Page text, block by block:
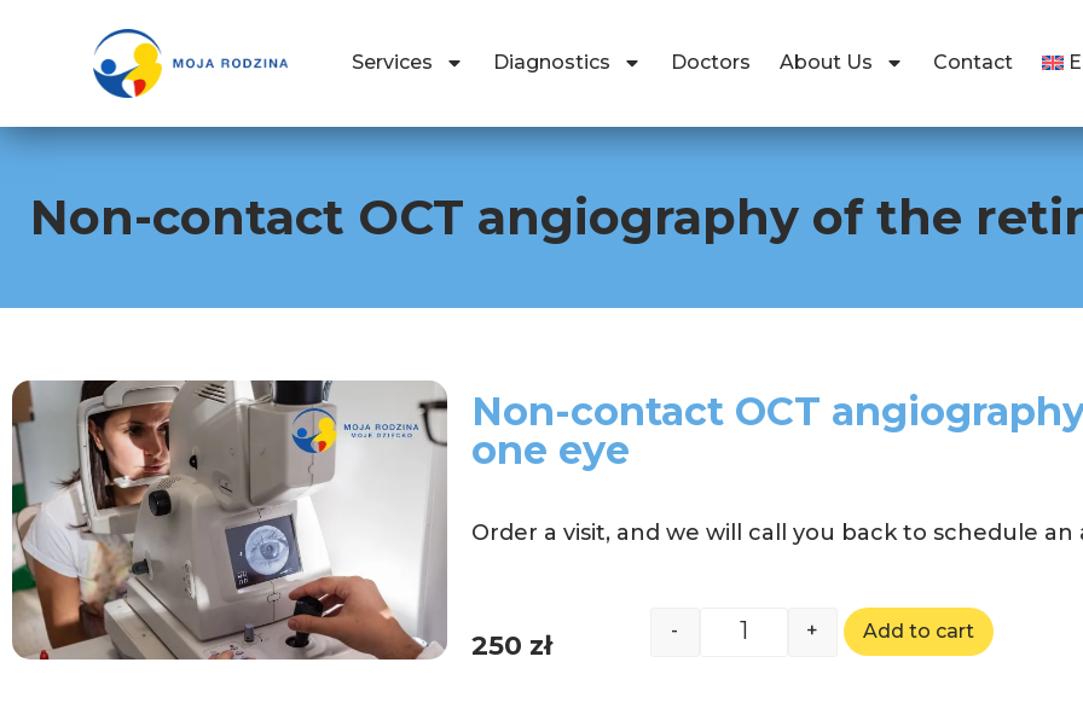
Services Diagnostics Doctors About Us Contact
Non-contact OCT angiography of the
Non-contact OCT
one eye
Order a visit, and we will call you back to schedule
250 zł - + Add to cart